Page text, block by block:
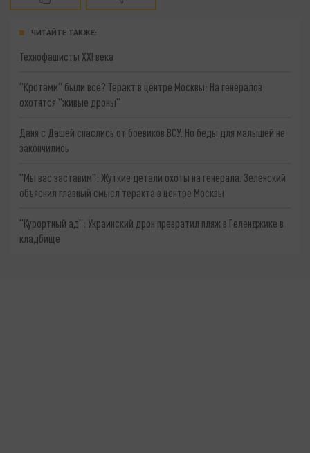
ЧИТАЙТЕ ТАКЖЕ:
Технофашисты XXI века
"Кротами" были все? Теракт в центре Москвы: На генералов
охотятся "живые дроны"
Даня с Дашей спаслись от боевиков ВСУ. Но беды для малышей не
закончились
"Мы вас заставим": Жуткие детали охоты на генерала. Зеленский
объяснил главный смысл теракта в центре Москвы
"Курортный ад": Украинский дрон превратил пляж в Геленджике в
кладбище